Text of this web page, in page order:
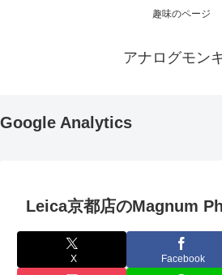
趣味のページ
アナログモン
Google Analytics
Leica京都店のMagnum
X Facebook